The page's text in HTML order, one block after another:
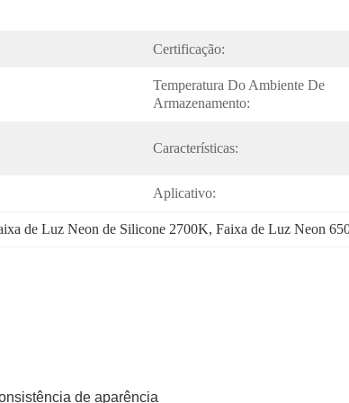
Certificação:
Temperatura Do Ambiente De
Armazenamento:
Características:
Aplicativo:
de Luz Neon de Silicone 2700K, Faixa de Luz Neon
de aparência